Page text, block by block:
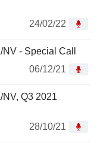
24/02/22
- Special Call
06/12/21
Q3 2021
28/10/21